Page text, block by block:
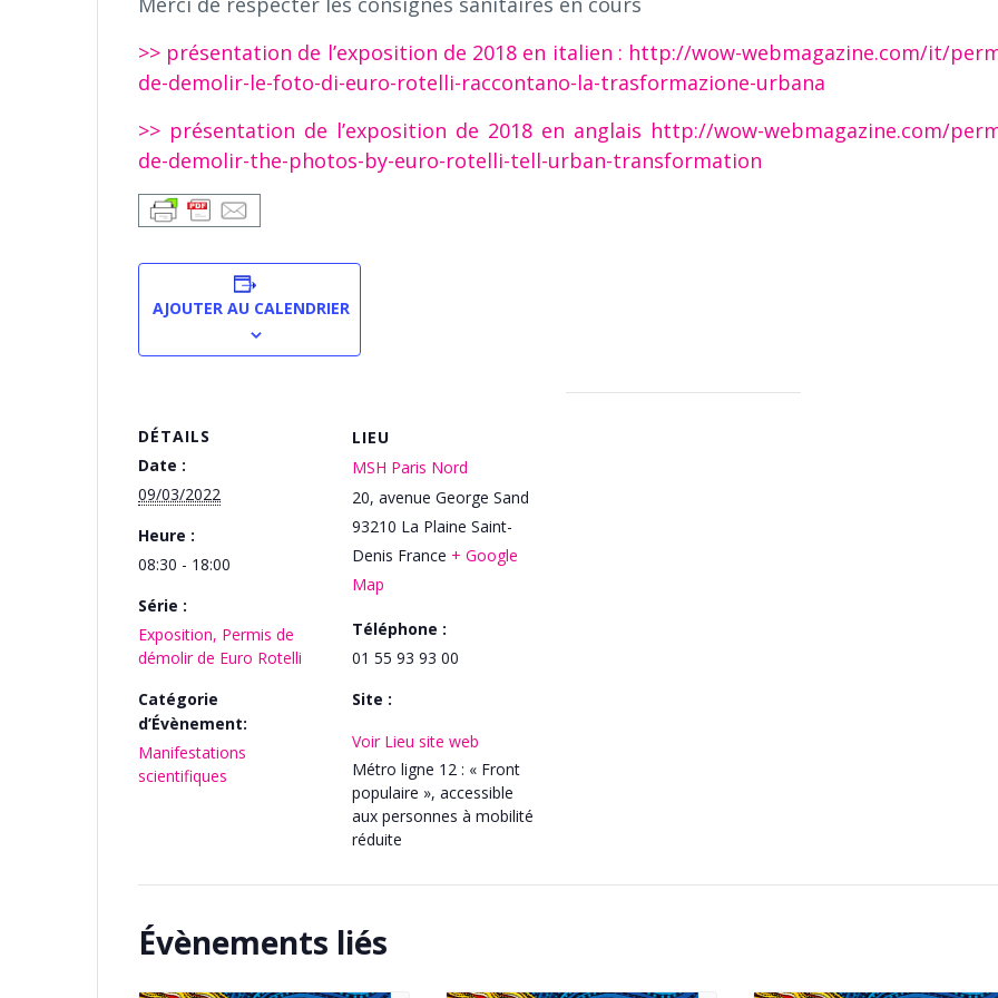
>> présentation de l’exposition de 2018 en italien : http://wow-webmagazine.com/it/
de-demolir-le-foto-di-euro-rotelli-raccontano-la-trasformazione-urbana
>> présentation de l’exposition de 2018 en anglais http://wow-webmagazine.com/
de-demolir-the-photos-by-euro-rotelli-tell-urban-transformation
AJOUTER AU CALENDRIER
DÉTAILS
Date :
09/03/2022
Heure :
08:30 - 18:00
Série :
Exposition, Permis de
démolir de Euro Rotelli
Catégorie
d’Évènement:
Manifestations
scientifiques
LIEU
MSH Paris Nord
20, avenue George Sand
93210 La Plaine Saint-
Denis France + Google
Map
Téléphone :
01 55 93 93 00
Site :
Voir Lieu site web
Métro ligne 12 : « Front
populaire », accessible
aux personnes à mobilité
réduite
Évènements liés